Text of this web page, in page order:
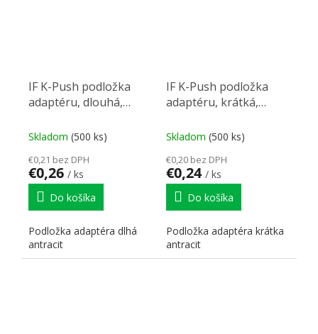
IF K-Push podložka
adaptéru, dlouhá,
Skladom (500 ks)
€0,21 bez DPH
€0,26 / ks
Do košíka
Podložka adaptéra dlhá
antracit
IF K-Push podložka
adaptéru, krátká,
Skladom (500 ks)
€0,20 bez DPH
€0,24 / ks
Do košíka
Podložka adaptéra krátka
antracit